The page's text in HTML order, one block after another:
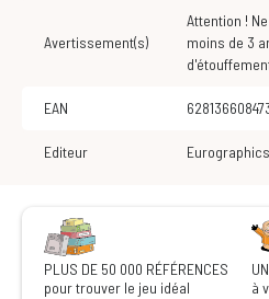
Avertissement(s)
Attention ! Ne convient pas aux enfants de
moins de 3
EAN
Editeur Eurographics
PLUS DE 50 000 RÉFÉRENCES
pour trouver le jeu idéal
à